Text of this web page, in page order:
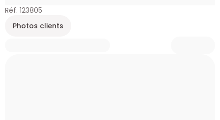
Réf. 123805
Photos clients